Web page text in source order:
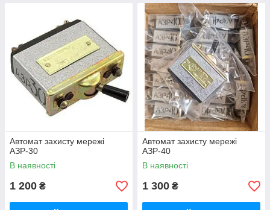
Автомат захисту мережі
АЗР-30
В наявності
1 200 ₴
Автомат захисту мережі
АЗР-40
В наявності
1 300 ₴